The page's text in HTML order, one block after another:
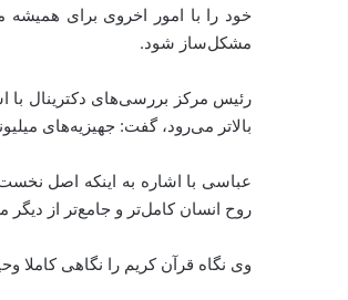
خود را با امور اخروی برای
مشکل‌ساز شود.
رئیس مرکز بررسی‌های دکترینال با
بالاتر می‌رود، گفت: جهیزیه‌های
عباسی با اشاره به اینکه اصل
روح انسان کامل‌تر و جامع‌تر از دیگر
وی نگاه قرآن کریم را نگاهی